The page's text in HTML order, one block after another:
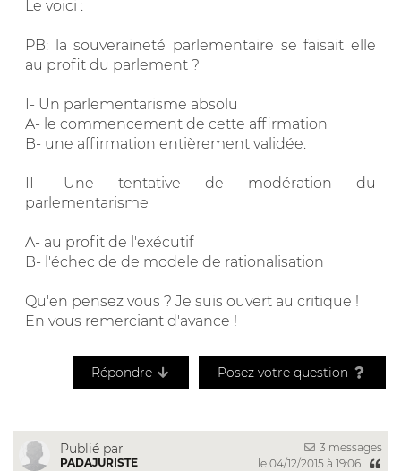
Le voici :
PB: la souveraineté parlementaire se faisait elle
au profit du parlement ?
I- Un parlementarisme absolu
A- le commencement de cette affirmation
B- une affirmation entièrement validée.
II- Une tentative de modération du
parlementarisme
A- au profit de l'exécutif
B- l'échec de de modele de rationalisation
Qu'en pensez vous ? Je suis ouvert au critique !
En vous remerciant d'avance !
Répondre Posez votre question
Publié par
PADAJURISTE
3 messages
le 04/12/2015 à 19:06